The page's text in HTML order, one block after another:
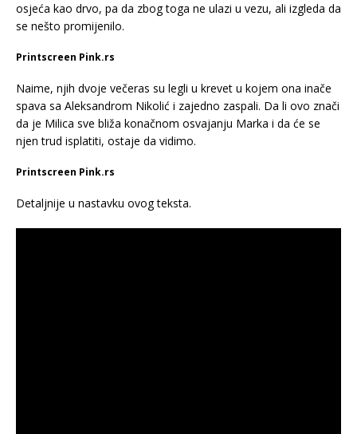
osjeća kao drvo, pa da zbog toga ne ulazi u vezu, ali izgleda da
se nešto promijenilo.
Printscreen Pink.rs
Naime, njih dvoje večeras su legli u krevet u kojem ona inače
spava sa Aleksandrom Nikolić i zajedno zaspali. Da li ovo znači
da je Milica sve bliža konačnom osvajanju Marka i da će se
njen trud isplatiti, ostaje da vidimo.
Printscreen Pink.rs
Detaljnije u nastavku ovog teksta.